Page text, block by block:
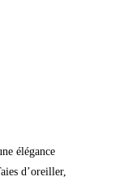
élégance
d’oreiller,